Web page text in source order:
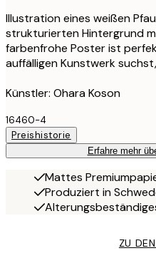
Illustration eines weißen
strukturierten Hintergrund
farbenfrohe Poster ist
auffälligen Kunstwerk
Künstler: Ohara Koson
16460-4
Preishistorie
Erfahre mehr
Mattes
Produziert in
ZU